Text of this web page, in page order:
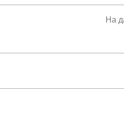
На